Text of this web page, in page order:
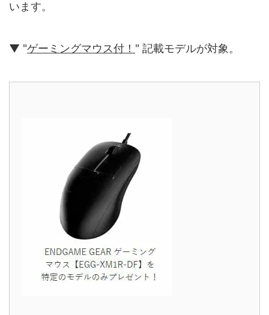
います。
▼ "ゲーミングマウス付！ " 記載モデルが対象。